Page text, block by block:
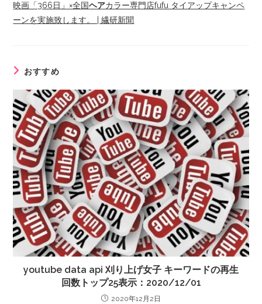
映画「366日」×全国ヘアカラー専門店fufu タイアップキャンペ
ーンを実施致します。 | 繊研新聞
おすすめ
youtube data api 刈り上げ女子 キーワードの再生
回数トップ25表示：2020/12/01
2020年12月2日